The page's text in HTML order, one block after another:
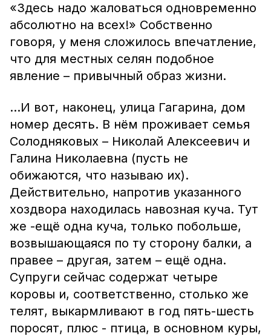
«Здесь надо жаловаться одновременно
абсолютно на всех!» Собственно
говоря, у меня сложилось впечатление,
что для местных селян подобное
явление – привычный образ жизни.
…И вот, наконец, улица Гагарина, дом
номер десять. В нём проживает семья
Солодняковых – Николай Алексеевич и
Галина Николаевна (пусть не
обижаются, что называю их).
Действительно, напротив указанного
хоздвора находилась навозная куча. Тут
же -ещё одна куча, только побольше,
возвышающаяся по ту сторону балки, а
правее – другая, затем – ещё одна.
Супруги сейчас содержат четыре
коровы и, соответственно, столько же
телят, выкармливают в год пять-шесть
поросят, плюс - птица, в основном куры,